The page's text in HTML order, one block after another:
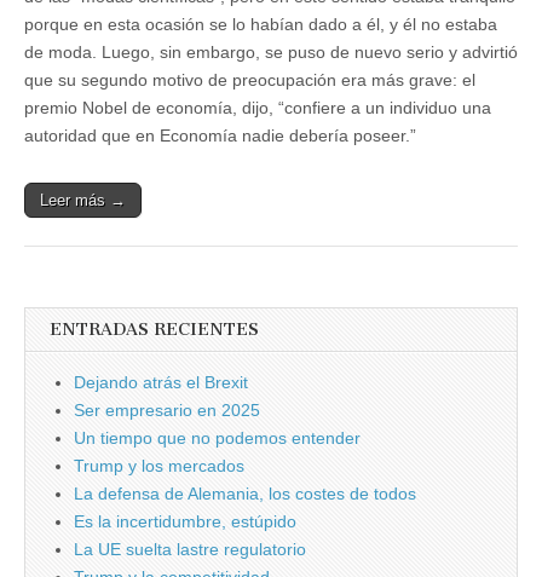
porque en esta ocasión se lo habían dado a él, y él no estaba
de moda. Luego, sin embargo, se puso de nuevo serio y advirtió
que su segundo motivo de preocupación era más grave: el
premio Nobel de economía, dijo, “confiere a un individuo una
autoridad que en Economía nadie debería poseer.”
Leer más →
ENTRADAS RECIENTES
Dejando atrás el Brexit
Ser empresario en 2025
Un tiempo que no podemos entender
Trump y los mercados
La defensa de Alemania, los costes de todos
Es la incertidumbre, estúpido
La UE suelta lastre regulatorio